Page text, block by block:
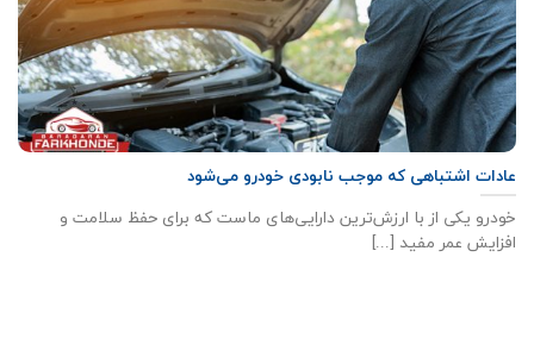
عادات اشتباهی که موجب نابودی خودرو می‌شود
خودرو یکی از با ارزش‌ترین دارایی‌های ماست که برای حفظ سلامت و
افزایش عمر مفید [...]